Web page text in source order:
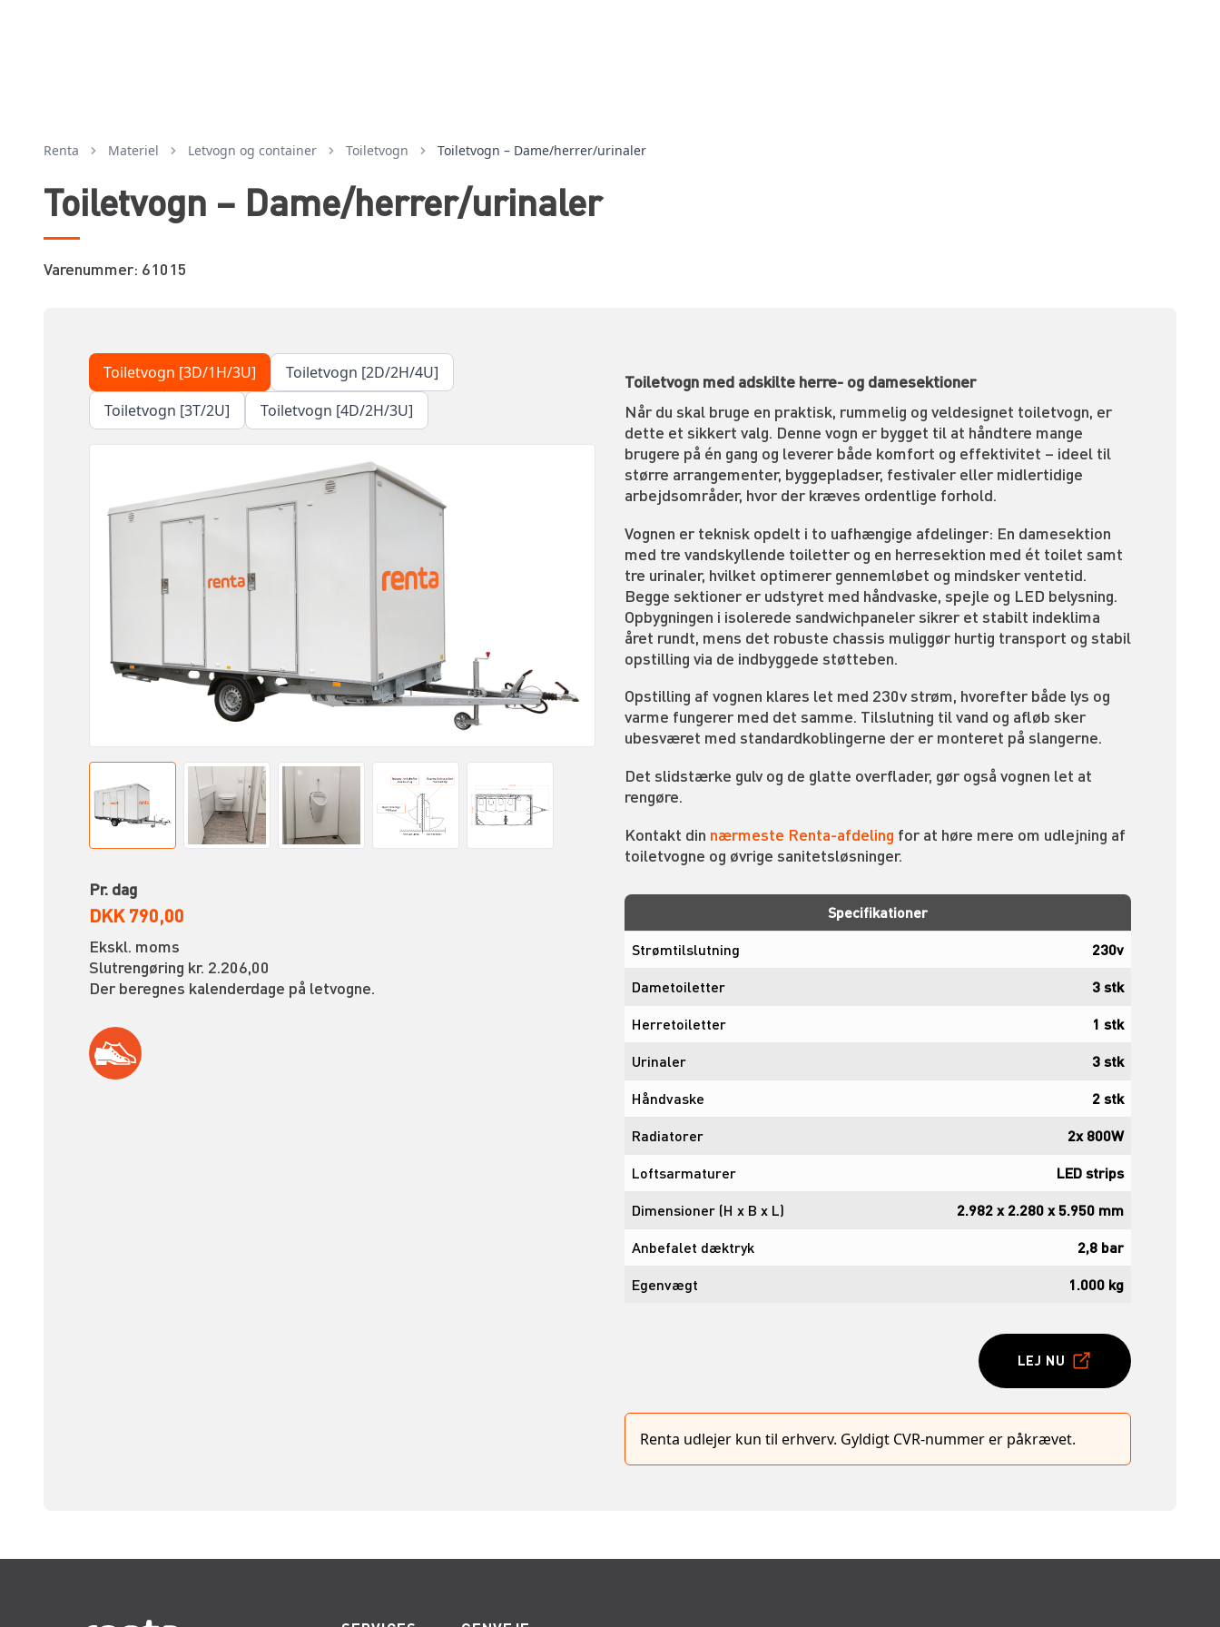
Renta Materiel letvogn og container toiletvogn Toiletvogn – Dame/herrer/urinaler
Toiletvogn – Dame/herrer/urinaler
Varenummer: 61015
Toiletvogn [3D/1H/3U]
Toiletvogn [2D/2H/4U]
Toiletvogn [3T/2U]
Toiletvogn [4D/2H/3U]
Pr. dag
DKK 790,00
Ekskl. moms
Slutrengøring kr. 2.206,00
Der beregnes kalenderdage på letvogne.
Toiletvogn med adskilte herre- og damesektioner
Når du skal bruge en praktisk, rummelig og veldesignet toiletvogn, er
dette et sikkert valg. Denne vogn er bygget til at håndtere mange
brugere på én gang og leverer både komfort og effektivitet – ideel til
større arrangementer, byggepladser, festivaler eller midlertidige
arbejdsområder, hvor der kræves ordentlige forhold.
Vognen er teknisk opdelt i to uafhængige afdelinger: En damesektion
med tre vandskyllende toiletter og en herresektion med ét toilet samt
tre urinaler, hvilket optimerer gennemløbet og mindsker ventetid.
Begge sektioner er udstyret med håndvaske, spejle og LED belysning.
Opbygningen i isolerede sandwichpaneler sikrer et stabilt indeklima
året rundt, mens det robuste chassis muliggør hurtig transport og stabil
opstilling via de indbyggede støtteben.
Opstilling af vognen klares let med 230v strøm, hvorefter både lys og
varme fungerer med det samme. Tilslutning til vand og afløb sker
ubesværet med standardkoblingerne der er monteret på slangerne.
Det slidstærke gulv og de glatte overflader, gør også vognen let at
rengøre.
Kontakt din nærmeste Renta-afdeling for at høre mere om udlejning af
toiletvogne og øvrige sanitetsløsninger.
Specifikationer
Strømtilslutning
230v
Dametoiletter
3 stk
Herretoiletter
1 stk
Urinaler
3 stk
Håndvaske
2 stk
Radiatorer
2x 800W
Loftsarmaturer
LED strips
Dimensioner (H x B x L)
2.982 x 2.280 x 5.950 mm
Anbefalet dæktryk
2,8 bar
Egenvægt
1.000 kg
LEJ NU
Renta udlejer kun til erhverv. Gyldigt CVR-nummer er påkrævet.